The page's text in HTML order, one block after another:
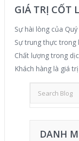
GIÁ TRỊ CỐT
Sự hài lòng của
Sự trung thực trong
Chất lượng trong
Khách hàng là giá
DANH